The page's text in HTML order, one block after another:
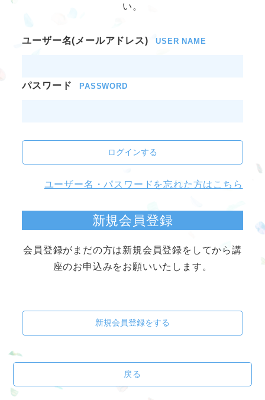
い。
ユーザー名(メールアドレス) USER NAME
パスワード PASSWORD
ログインする
ユーザー名・パスワードを忘れた方はこちら
新規会員登録
会員登録がまだの方は新規会員登録をしてから講
座のお申込みをお願いいたします。
新規会員登録をする
戻る